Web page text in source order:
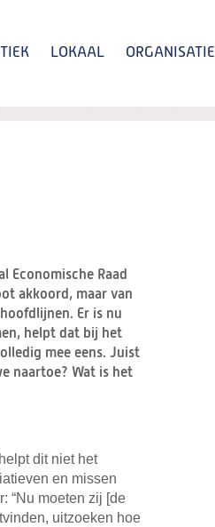
LOKAAL ORGANISATIE
Economische Raad
akkoord, maar van
Er is nu
helpt dat bij het
mee eens. Juist
naartoe? Wat is het
dit niet het
en missen
“Nu moeten zij [de
uitzoeken hoe